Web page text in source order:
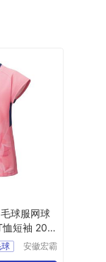
球服网球
恤短袖 205
安徽宏霸